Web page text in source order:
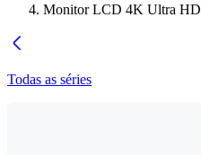
Monitor LCD 4K Ultra HD
Todas as séries